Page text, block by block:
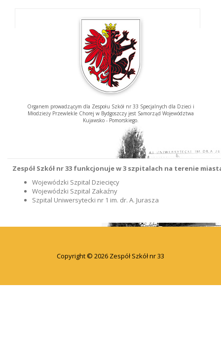
Organem prowadzącym dla Zespołu Szkół nr 33 Specjalnych dla Dzieci i
Młodzieży Przewlekle Chorej w Bydgoszczy jest Samorząd Województwa
Kujawsko - Pomorskiego.
Zespół Szkół nr 33 funkcjonuje w 3 szpitalach na terenie
Wojewódzki Szpital Dziecięcy
Wojewódzki Szpital Zakaźny
Szpital Uniwersytecki nr 1 im. dr. A. Jurasza
Copyright © 2026 Zespół Szkół nr 33